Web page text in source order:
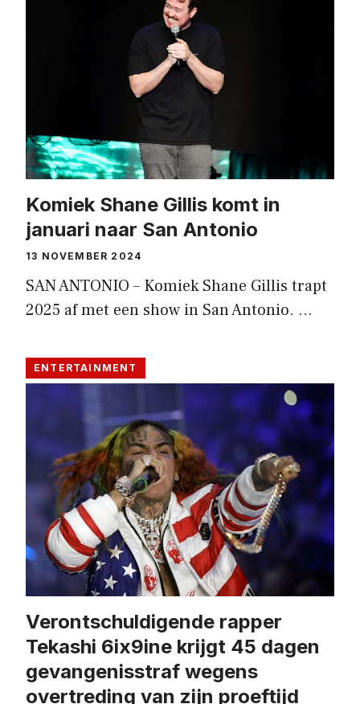
Komiek Shane Gillis komt in
januari naar San Antonio
13 NOVEMBER 2024
SAN ANTONIO – Komiek Shane Gillis trapt
2025 af met een show in San Antonio. …
ENTERTAINMENT
Verontschuldigende rapper
Tekashi 6ix9ine krijgt 45 dagen
gevangenisstraf wegens
overtreding van zijn proeftijd